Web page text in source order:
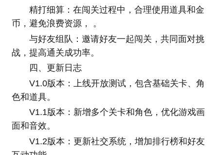
精打细算：在闯关过程中，合理使用道具和金
币，避免浪费资源， 。
与好友组队：邀请好友一起闯关，共同面对挑
战，提高通关成功率。
四、更新日志
V1.0版本：上线开放测试，包含基础关卡、角
色和道具。
V1.1版本：新增多个关卡和角色，优化游戏画
面和音效。
V1.2版本：更新社交系统，增加排行榜和好友